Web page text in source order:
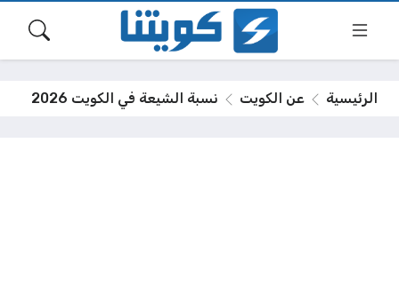
الرئيسية عن الكويت نسبة الشيعة في الكويت 2026